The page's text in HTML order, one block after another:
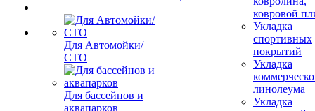
Для Автомойки/
СТО
Для бассейнов и
аквапарков
ковровой
Укладка
спортивных
покрытий
Укладка
линолеума
Укладка